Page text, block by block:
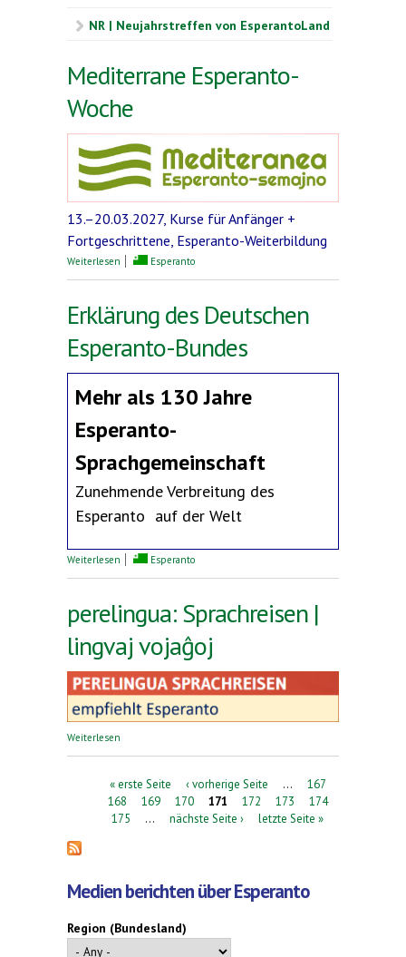
NR | Neujahrstreffen von EsperantoLand
Mediterrane Esperanto-
Woche
13.–20.03.2027, Kurse für Anfänger +
Fortgeschrittene, Esperanto-Weiterbildung
Weiterlesen über Mediterrane Esperanto-Woche
Esperanto
Erklärung des Deutschen
Esperanto-Bundes
Mehr als 130 Jahre
Esperanto-
Sprachgemeinschaft
Zunehmende Verbreitung des
Esperanto auf der Welt
Weiterlesen über Erklärung des Deutschen Esperanto-Bundes
Esperanto
perelingua: Sprachreisen |
lingvaj vojaĝoj
Weiterlesen
Seiten« erste Seite ‹ vorherige Seite …
167
168
169 170 171 172 173
174
175
… nächste Seite › letzte Seite »
Medien berichten über Esperanto
Region (Bundesland)